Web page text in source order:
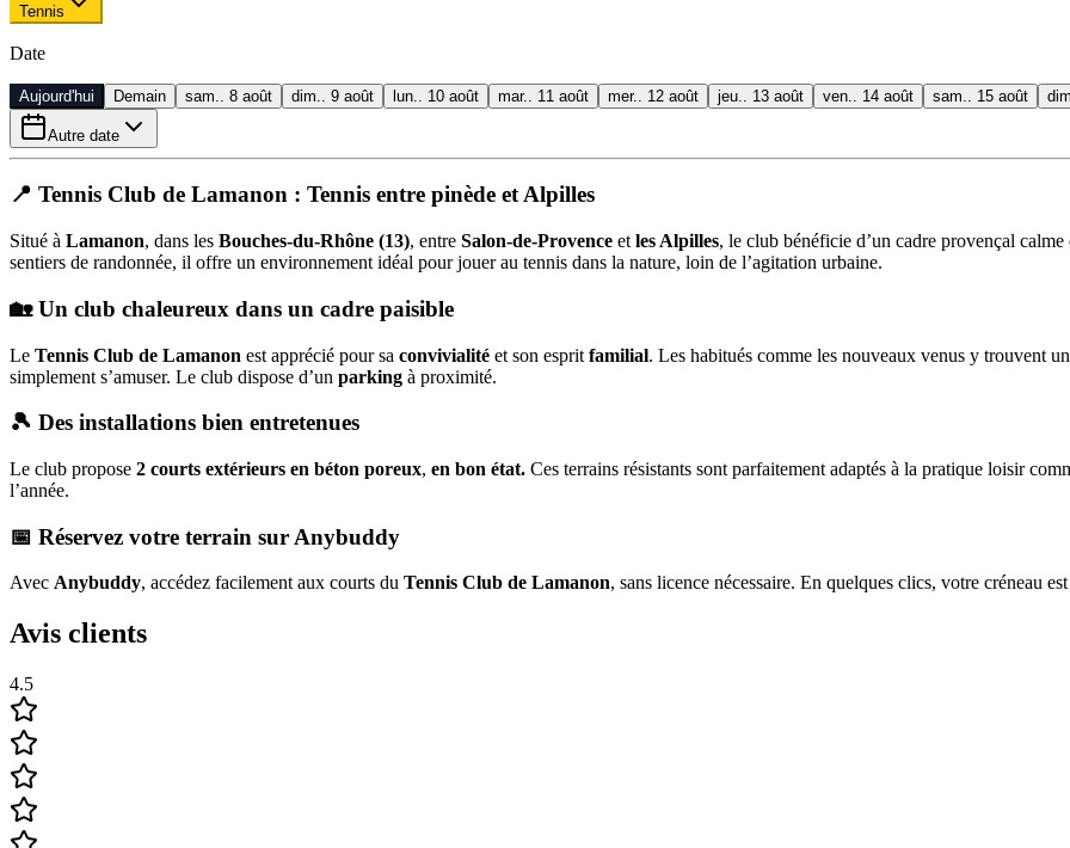
Tennis
Date
Aujourd'hui Demain sam.. 8 août dim.. 9 août lun.. 10 août mar.. 11 août mer.. 12 août jeu.. 13 août ven.. 14 août sam.. 15 août
Autre date
📍 Tennis Club de Lamanon : Tennis entre pinède et Alpilles
Situé à Lamanon, dans les Bouches-du-Rhône (13), entre Salon-de-Provence et les Alpilles, le club bénéficie d’un cadre provençal
sentiers de randonnée, il offre un environnement idéal pour jouer au tennis dans la nature, loin de l’agitation urbaine.
🏡 Un club chaleureux dans un cadre paisible
Le Tennis Club de Lamanon est apprécié pour sa convivialité et son esprit familial. Les habitués comme les nouveaux venus y trouvent
simplement s’amuser. Le club dispose d’un parking à proximité.
🎾 Des installations bien entretenues
Le club propose 2 courts extérieurs en béton poreux, en bon état. Ces terrains résistants sont parfaitement adaptés à la pratique loisir
l’année.
📅 Réservez votre terrain sur Anybuddy
Avec Anybuddy, accédez facilement aux courts du Tennis Club de Lamanon, sans licence nécessaire. En quelques clics, votre créneau
Avis clients
4.5